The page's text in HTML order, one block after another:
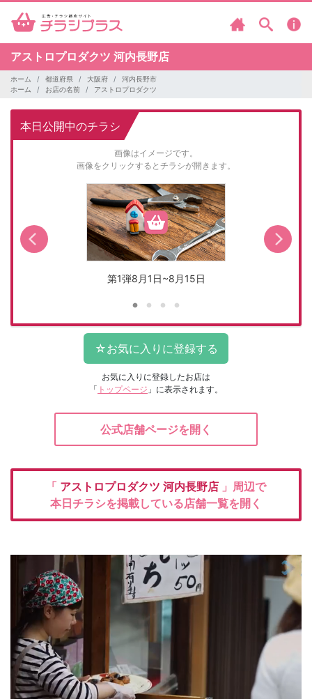
アストロプロダクツ 河内長野店
ホーム 都道府県 大阪府
河内長野市
ホーム
お店の名前 アストロプロダクツ
本日公開中のチラシ
画像はイメージです。
画像をクリックするとチラシが開きます。
第1弾8月1日~8月15日
お気に入りに登録したお店は
「 トップページ 」に表示されます。
公式店舗ページを開く
「 アストロプロダクツ 河内長野店 」周辺で
本日チラシを掲載している店舗一覧を開く